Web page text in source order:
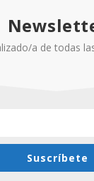
a de todas
Suscríbete